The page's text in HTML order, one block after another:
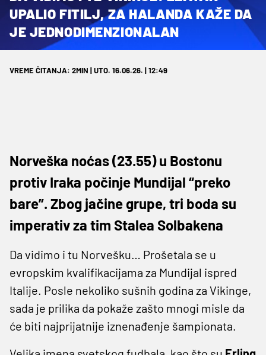
UPALIO FITILJ, ZA HALANDA KAŽE DA
JE JEDNODIMENZIONALAN
VREME ČITANJA: 2MIN | UTO. 16.06.26. | 12:49
Norveška noćas (23.55) u Bostonu
protiv Iraka počinje Mundijal “preko
bare”. Zbog jačine grupe, tri boda su
imperativ za tim Stalea Solbakena
Da vidimo i tu Norvešku… Prošetala se u
evropskim kvalifikacijama za Mundijal ispred
Italije. Posle nekoliko sušnih godina za Vikinge,
sada je prilika da pokaže zašto mnogi misle da
će biti najprijatnije iznenađenje šampionata.